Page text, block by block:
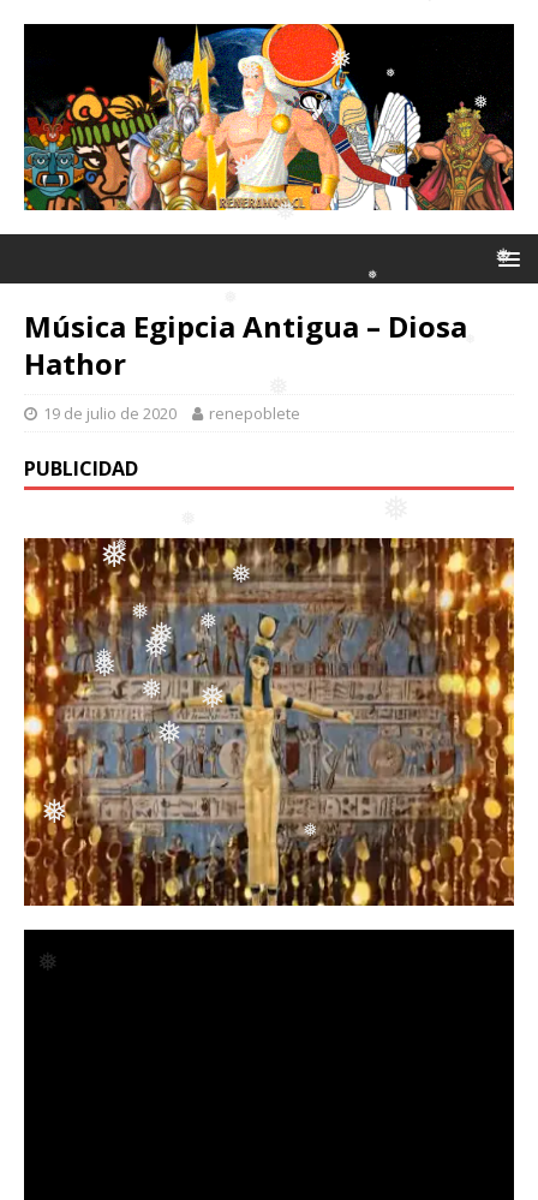
❅
❅
❅
❅
❅
❅
❅
❅
❅
❅
❅ ❅
❅
❅
❅
❅ ❅
❅
❅ ❅
❅
❅
❅
Música Egipcia Antigua – Diosa
Hathor
19 de julio de 2020 renepoblete
PUBLICIDAD